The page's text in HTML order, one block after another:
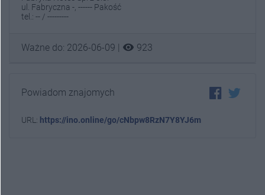
ul. Fabryczna -, ------ Pakość
tel.: -- / ---------
Ważne do: 2026-06-09 | visibility 923
Powiadom znajomych
URL: https://ino.online/go/cNbpw8RzN7Y8YJ6m